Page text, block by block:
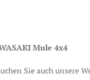
Mule 4x4
Sie auch unsere